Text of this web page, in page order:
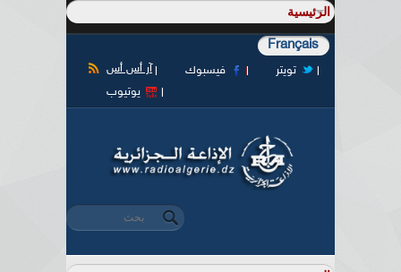
Français
آر أس أس فيسبوك
تويتر
يوتيوب
استمارة البحث
‏بحث ‏